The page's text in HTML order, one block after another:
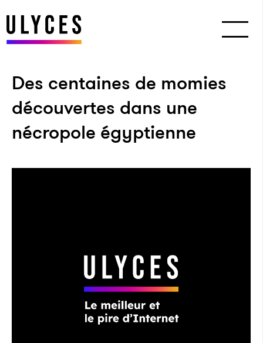
Des centaines de momies
découvertes dans une
nécropole égyptienne